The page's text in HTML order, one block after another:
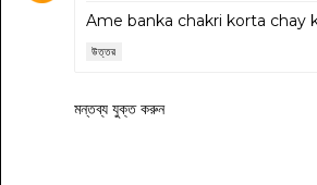
Ame banka chakri korta chay
উত্তর
মন্তব্য যুক্ত করুন